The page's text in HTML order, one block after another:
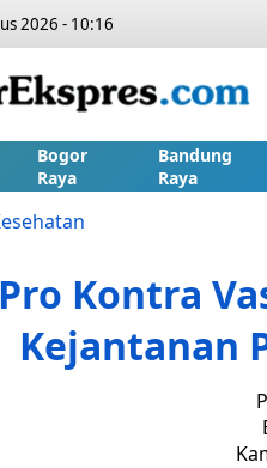
2026 - 10:16
Bogor
Raya
Bandung
Raya
Pro Kontra
Kejantanan